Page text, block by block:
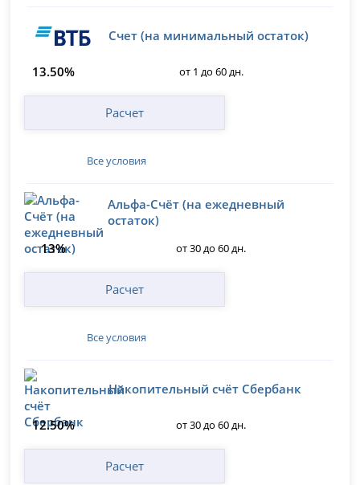
Счет (на минимальный остаток)
13.50% от 1 до 60 дн.
Расчет
Все условия
Альфа-Счёт (на ежедневный
остаток)
13%
от 30 до 60 дн.
Расчет
Все условия
Накопительный счёт Сбербанк
12.50% от 30 до 60 дн.
Расчет